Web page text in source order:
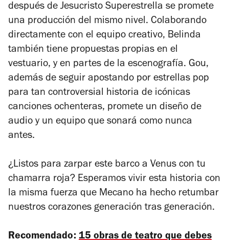
después de Jesucristo Superestrella se promete
una producción del mismo nivel. Colaborando
directamente con el equipo creativo, Belinda
también tiene propuestas propias en el
vestuario, y en partes de la escenografía. Gou,
además de seguir apostando por estrellas pop
para tan controversial historia de icónicas
canciones ochenteras, promete un diseño de
audio y un equipo que sonará como nunca
antes.
¿Listos para zarpar este barco a Venus con tu
chamarra roja? Esperamos vivir esta historia con
la misma fuerza que Mecano ha hecho retumbar
nuestros corazones generación tras generación.
Recomendado: 15 obras de teatro que debes